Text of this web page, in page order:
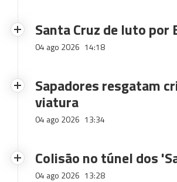
Santa Cruz de luto por
04 ago 2026 14:18
Sapadores resgatam
viatura
04 ago 2026 13:34
Colisão no túnel dos
04 ago 2026 13:28